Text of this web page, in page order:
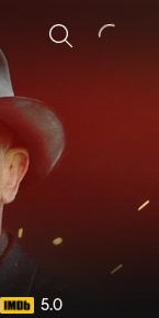
Sök
5.0